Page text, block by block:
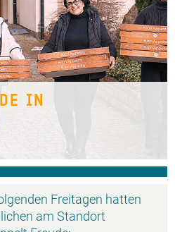
IN
Freitagen hatten
am Standort